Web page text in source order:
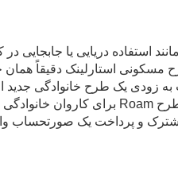
استفاده دریایی یا جابجایی در
مسکونی استارلینک دقیقاً
زودی یک طرح خانوادگی جدید
طرح Roam برای کاروان خانوادگی
و پرداخت یک صورتحساب